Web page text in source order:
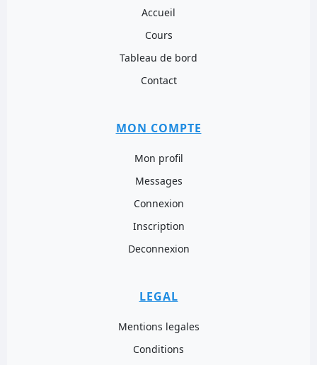
Accueil
Cours
Tableau de bord
Contact
MON COMPTE
Mon profil
Messages
Connexion
Inscription
Deconnexion
LEGAL
Mentions legales
Conditions